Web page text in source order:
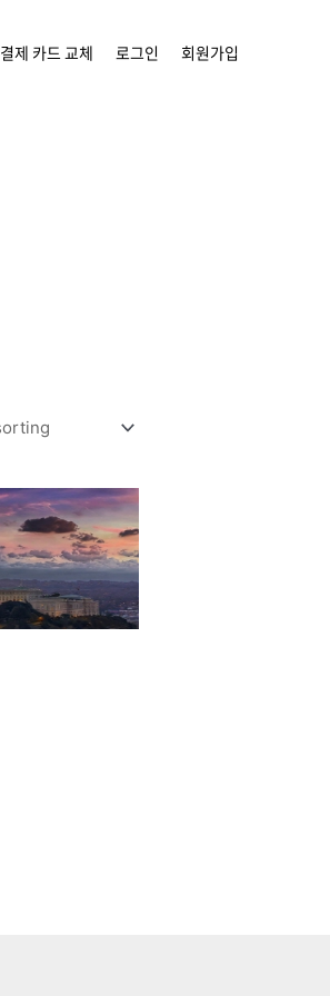
결제 카드 교체 로그인 회원가입